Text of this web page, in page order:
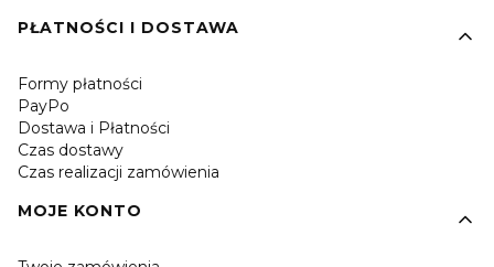
PŁATNOŚCI I DOSTAWA
Formy płatności
PayPo
Dostawa i Płatności
Czas dostawy
Czas realizacji zamówienia
MOJE KONTO